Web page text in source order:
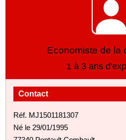
Economiste de la
1 à 3 ans
Contact
Réf. MJ1501181307
Né le 29/01/1995